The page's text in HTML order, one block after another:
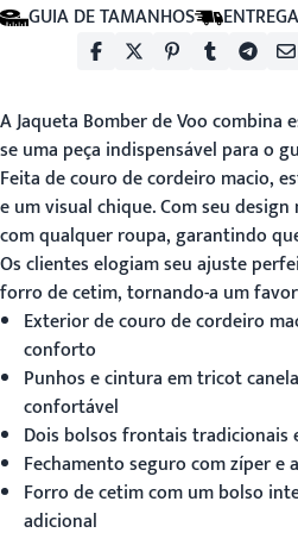
GUIA DE TAMANHOS
AJaqueta Bomber de Voocombina
se uma peça indispensável para o
Feita de couro de cordeiro macio,
e um visual chique. Com seu
com qualquer roupa, garantindo
Os clientes elogiam seu ajuste
forro de cetim, tornando-a um
Exterior de couro de cordeiro
conforto
Punhos e cintura em tricot
confortável
Dois bolsos frontais tradicionais
Fechamento seguro com zíper e
Forro de cetim com um bolso
adicional